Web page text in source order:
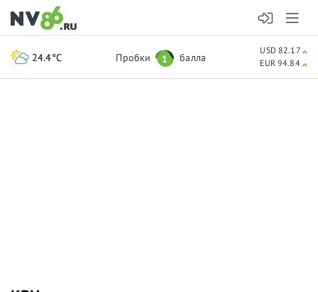
24.4°C Пробки 1 балла
USD 82.17
EUR 94.84